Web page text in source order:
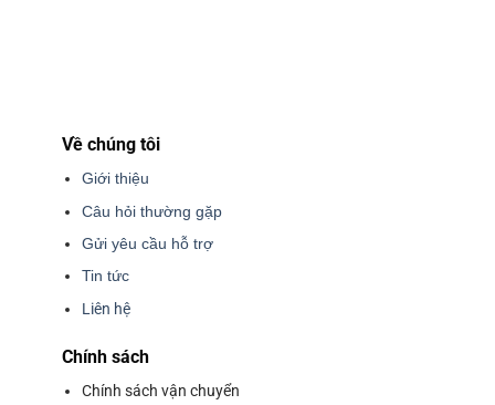
Về chúng tôi
Giới thiệu
Câu hỏi thường gặp
Gửi yêu cầu hỗ trợ
Tin tức
Liên hệ
Chính sách
Chính sách vận chuyển